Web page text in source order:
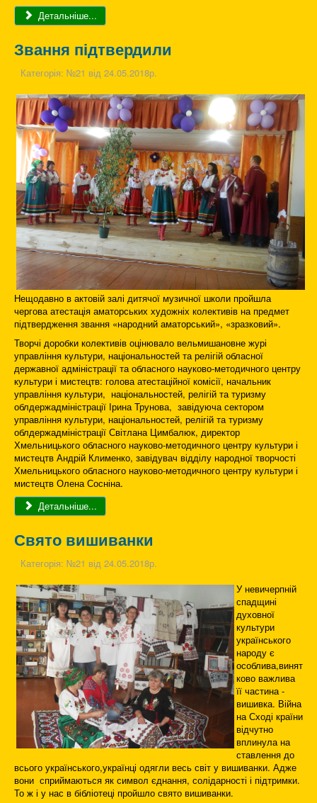
Детальніше...
Звання підтвердили
Категорія: №21 від 24.05.2018р.
Нещодавно в актовій залі дитячої музичної школи пройшла
чергова атестація аматорських художніх колективів на предмет
підтвердження звання «народний аматорський», «зразковий».
Творчі доробки колективів оцінювало вельмишановне журі
управління культури, національностей та релігій обласної
державної адміністрації та обласного науково-методичного центру
культури і мистецтв: голова атестаційної комісії, начальник
управління культури, національностей, релігій та туризму
облдержадміністрації Ірина Трунова, завідуюча сектором
управління культури, національностей, релігій та туризму
облдержадміністрації Світлана Цимбалюк, директор
Хмельницького обласного науково-методичного центру культури і
мистецтв Андрій Клименко, завідувач відділу народної творчості
Хмельницького обласного науково-методичного центру культури і
мистецтв Олена Сосніна.
Детальніше...
Свято вишиванки
Категорія: №21 від 24.05.2018р.
У невичерпній
спадщині
духовної
культури
українського
народу є
особлива,винят
ково важлива
її частина -
вишивка. Війна
на Сході країни
відчутно
вплинула на
ставлення до
всього українського,українці одягли весь світ у вишиванки. Адже
вони сприймаються як символ єднання, солідарності і підтримки.
То ж і у нас в бібліотеці пройшло свято вишиванки.